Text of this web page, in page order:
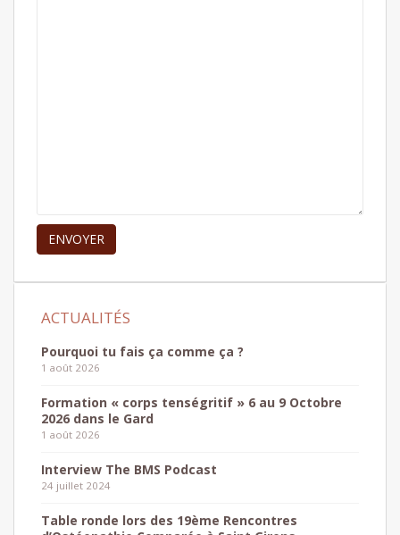
Pourquoi tu fais ça comme ça ?
1 août 2026
Formation « corps tenségritif » 6 au 9 Octobre
2026 dans le Gard
1 août 2026
Interview The BMS Podcast
24 juillet 2024
Table ronde lors des 19ème Rencontres